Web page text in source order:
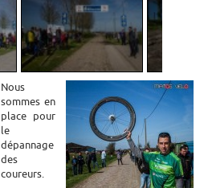
Nous
sommes en
place pour
le
dépannage
des
coureurs.